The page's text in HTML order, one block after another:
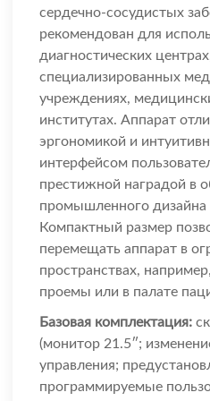
сердечно-сосудистых
рекомендован для
диагностических
специализированных
учреждениях,
институтах. Аппарат
эргономикой и
интерфейсом
престижной наградой в
промышленного дизайна
Компактный размер
перемещать аппарат в
пространствах,
проемы или в палате
Базовая комплектация:
(монитор 21.5″;
управления;
программируемые